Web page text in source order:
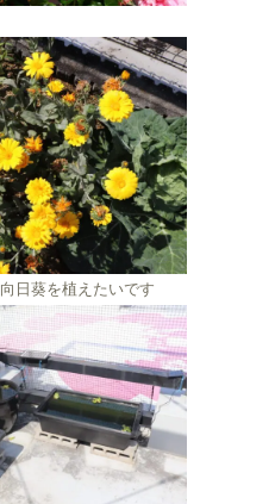
日葵を植えたいです